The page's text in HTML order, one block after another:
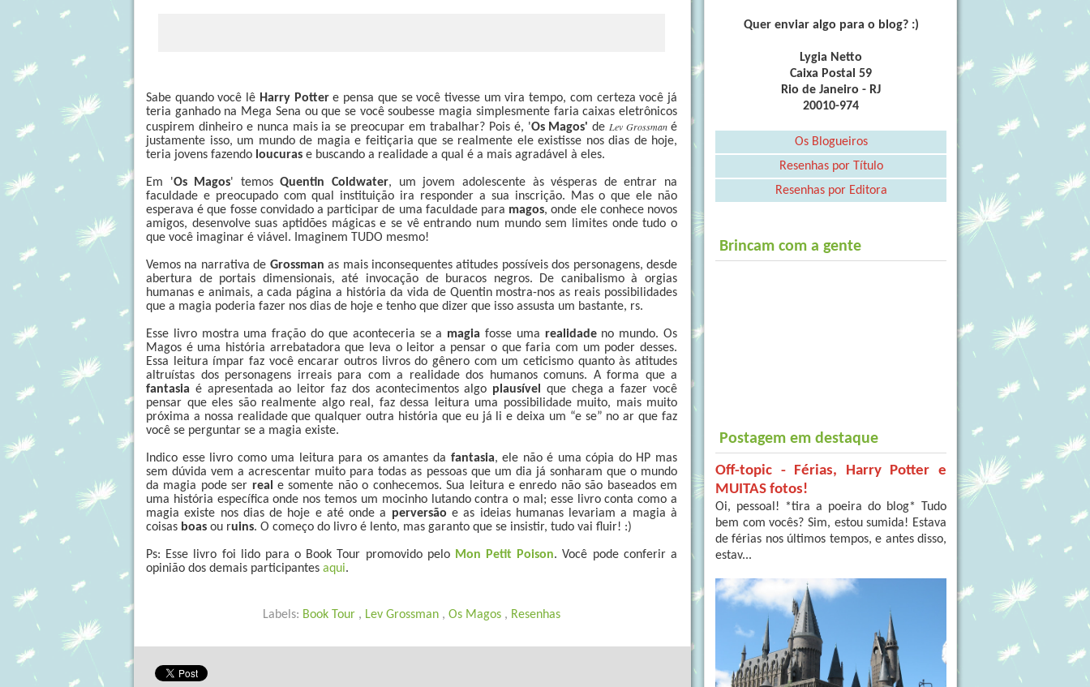
Sabe quando você lê Harry Pottere pensa que se você tivesse um vira tempo, com certeza você já
teria ganhado na Mega Sena ou que se você soubesse magia simplesmente faria caixas eletrônicos
cuspirem dinheiro e nunca mais ia se preocupar em trabalhar? Pois é, 'Os Magos' deLev Grossmané
justamente isso, um mundo de magia e feitiçaria que se realmente ele existisse nos dias de hoje,
teria jovens fazendo loucuras e buscando a realidade a qual é a mais agradável à eles.
Em 'Os Magos' temosQuentin Coldwater, um jovem adolescente às vésperas de entrar na
faculdade e preocupado com qual instituição ira responder a sua inscrição. Mas o que ele não
esperava é que fosse convidado a participar de uma faculdade para magos, onde ele conhece novos
amigos, desenvolve suas aptidões mágicas e se vê entrando num mundo sem limites onde tudo o
que você imaginar é viável. Imaginem TUDO mesmo!
Vemos na narrativa de Grossman as mais inconsequentes atitudes possíveis dos personagens, desde
abertura de portais dimensionais, até invocação de buracos negros. De canibalismo à orgias
humanas e animais, a cada página a história da vida de Quentin mostra-nos as reais possibilidades
que a magia poderia fazer nos dias de hoje e tenho que dizer que isso assusta um bastante, rs.
Esse livro mostra uma fração do que aconteceria se a magia fosse uma realidadeno mundo. Os
Magos é uma história arrebatadora que leva o leitor a pensar o que faria com um poder desses.
Essa leitura ímpar faz você encarar outros livros do gênero com um ceticismo quanto às atitudes
altruístas dos personagens irreais para com a realidade dos humanos comuns. A forma que a
fantasia é apresentada ao leitor faz dos acontecimentos algo plausível
que chega a fazer você
pensar que eles são realmente algo real, faz dessa leitura uma possibilidade muito, mais muito
próxima a nossa realidade que qualquer outra história que eu já li e deixa um “e se” no ar que faz
você se perguntar se a magia existe.
Indico esse livro como uma leitura para os amantes da fantasia, ele não é uma cópia do HP mas
sem dúvida vem a acrescentar muito para todas as pessoas que um dia já sonharam que o mundo
da magia pode ser real
e somente não o conhecemos. Sua leitura e enredo não são baseados em
uma história específica onde nos temos um mocinho lutando contra o mal; esse livro conta como a
magia existe nos dias de hoje e até onde a perversão e as ideias humanas levariam a magia à
coisas boas ou ruins. O começo do livro é lento, mas garanto que se insistir, tudo vai fluir! :)
Ps: Esse livro foi lido para o Book Tour promovido pelo Mon Petit Poison. Você pode conferir a
opinião dos demais participantes aqui.
Labels: Book Tour , Lev Grossman , Os Magos , Resenhas
Quer enviar algo para o blog? :)
Lygia Netto
Caixa Postal 59
Rio de Janeiro - RJ
20010-974
Os Blogueiros
Resenhas por Título
Resenhas por Editora
Brincam com a gente
Postagem em destaque
Off-topic - Férias, Harry Potter e
MUITAS fotos!
Oi, pessoal! *tira a poeira do blog* Tudo
bem com vocês? Sim, estou sumida! Estava
de férias nos últimos tempos, e antes disso,
estav...